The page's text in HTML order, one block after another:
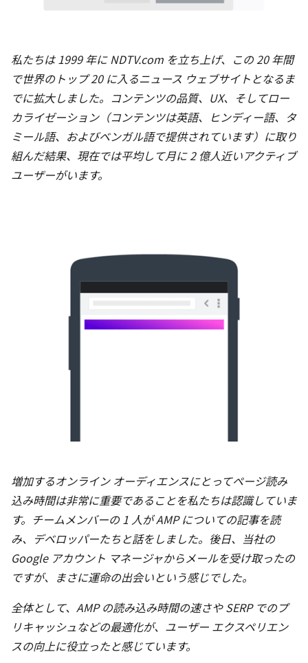
私たちは 1999 年に NDTV.com を立ち上げ、この 20 年間
で世界のトップ 20 に入るニュース ウェブサイトとなるま
でに拡大しました。コンテンツの品質、UX、そしてロー
カライゼーション（コンテンツは英語、ヒンディー語、タ
ミール語、およびベンガル語で提供されています）に取り
組んだ結果、現在では平均して月に 2 億人近いアクティブ
ユーザーがいます。
増加するオンライン オーディエンスにとってページ読み
込み時間は非常に重要であることを私たちは認識していま
す。チームメンバーの 1 人が AMP についての記事を読
み、デベロッパーたちと話をしました。後日、当社の
Google アカウント マネージャからメールを受け取ったの
ですが、まさに運命の出会いという感じでした。
全体として、AMP の読み込み時間の速さや SERP でのプ
リキャッシュなどの最適化が、ユーザー エクスペリエン
スの向上に役立ったと感じています。